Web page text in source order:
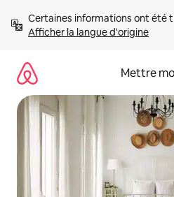
directement
Afficher la langue d'origine
Mettre